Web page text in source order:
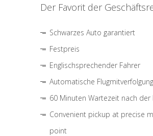
Der Favorit der
Schwarzes Auto garantiert
Festpreis
Englischsprechender Fahrer
Automatische Flugmitverfolgung
60 Minuten Wartezeit nach der
Convenient pickup at precise
point